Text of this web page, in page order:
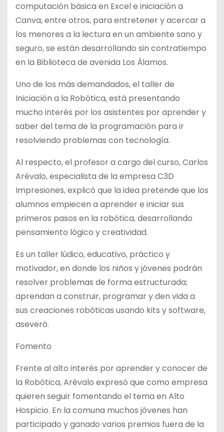
computación básica en Excel e iniciación a
Canva, entre otros, para entretener y acercar a
los menores a la lectura en un ambiente sano y
seguro, se están desarrollando sin contratiempo
en la Biblioteca de avenida Los Álamos.
Uno de los más demandados, el taller de
Iniciación a la Robótica, está presentando
mucho interés por los asistentes por aprender y
saber del tema de la programación para ir
resolviendo problemas con tecnología.
Al respecto, el profesor a cargo del curso, Carlos
Arévalo, especialista de la empresa C3D
Impresiones, explicó que la idea pretende que los
alumnos empiecen a aprender e iniciar sus
primeros pasos en la robótica, desarrollando
pensamiento lógico y creatividad.
Es un taller lúdico, educativo, práctico y
motivador, en donde los niños y jóvenes podrán
resolver problemas de forma estructurada;
aprendan a construir, programar y den vida a
sus creaciones robóticas usando kits y software,
aseveró.
Fomento
Frente al alto interés por aprender y conocer de
la Robótica, Arévalo expresó que como empresa
quieren seguir fomentando el tema en Alto
Hospicio. En la comuna muchos jóvenes han
participado y ganado varios premios fuera de la